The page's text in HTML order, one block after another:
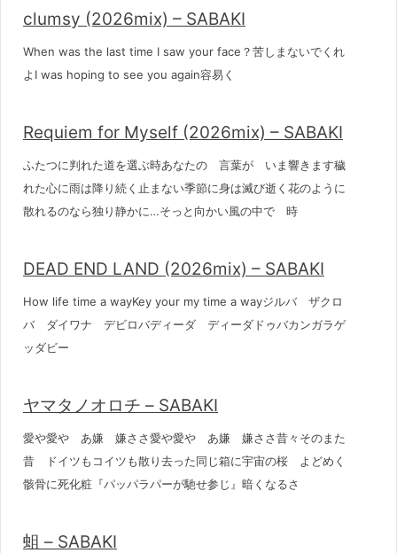
clumsy (2026mix) – SABAKI
When was the last time I saw your face？苦しまないでくれ
よI was hoping to see you again容易く
Requiem for Myself (2026mix) – SABAKI
ふたつに判れた道を選ぶ時あなたの 言葉が いま響きます穢
れた心に雨は降り続く止まない季節に身は滅び逝く花のように
散れるのなら独り静かに…そっと向かい風の中で 時
DEAD END LAND (2026mix) – SABAKI
How life time a wayKey your my time a wayジルバ ザクロ
バ ダイワナ デビロバディーダ ディーダドゥバカンガラゲ
ッダビー
ヤマタノオロチ – SABAKI
愛や愛や あ嫌 嫌ささ愛や愛や あ嫌 嫌ささ昔々そのまた
昔 ドイツもコイツも散り去った同じ箱に宇宙の桜 よどめく
骸骨に死化粧『パッパラパーが馳せ参じ』暗くなるさ
蛆 – SABAKI